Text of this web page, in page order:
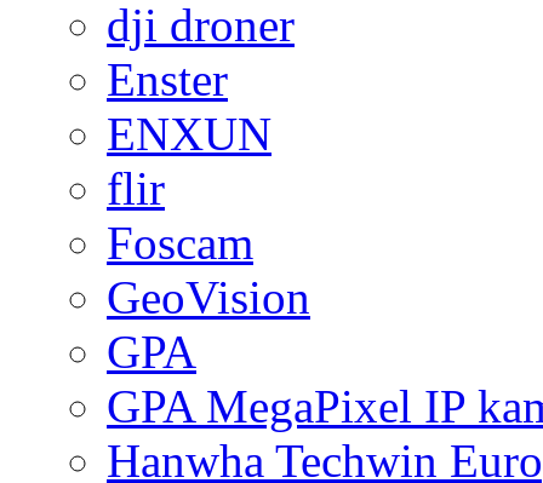
dji droner
Enster
ENXUN
flir
Foscam
GeoVision
GPA
GPA MegaPixel IP
Hanwha Techwin